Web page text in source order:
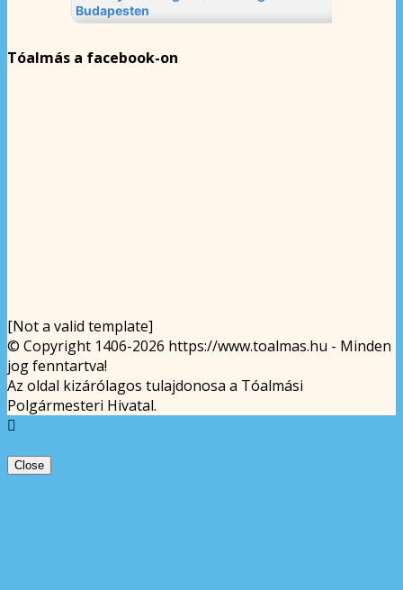
Tóalmás a facebook-on
[Not a valid template]
© Copyright 1406-2026 https://www.toalmas.hu - Minden
jog fenntartva!
Az oldal kizárólagos tulajdonosa a Tóalmási
Polgármesteri Hivatal.
Close